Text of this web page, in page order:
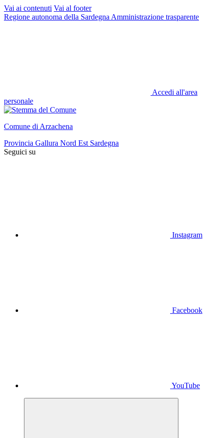
Vai ai contenuti Vai al footer
Regione autonoma della Sardegna Amministrazione trasparente
Accedi all'area
personale
Comune di Arzachena
Provincia Gallura Nord Est Sardegna
Seguici su
Instagram
Facebook
YouTube